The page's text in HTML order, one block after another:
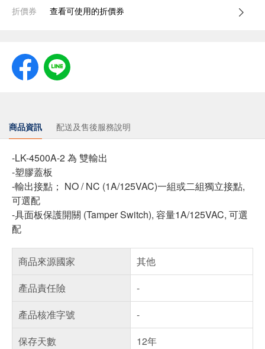
折價券 查看可使用的折價券
商品資訊 配送及售後服務說明
-LK-4500A-2 為 雙輸出
-塑膠蓋板
-輸出接點； NO / NC (1A/125VAC)一組或二組獨立接點,
可選配
-具面板保護開關 (Tamper Switch), 容量1A/125VAC, 可選
配
商品來源國家
其他
產品責任險
-
產品核准字號
-
保存天數
12年